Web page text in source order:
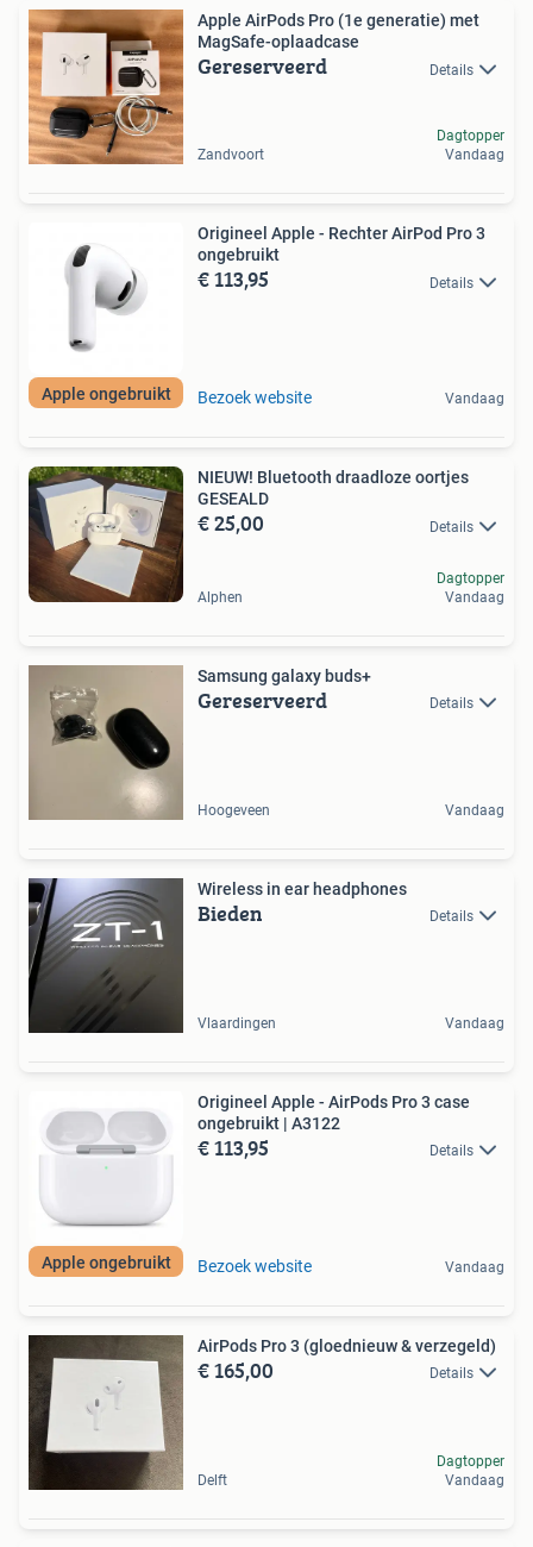
Apple AirPods Pro (1e generatie) met
MagSafe-oplaadcase
Gereserveerd Details
Zandvoort
Dagtopper
Vandaag
Apple ongebruikt
Origineel Apple - Rechter AirPod Pro 3
ongebruikt
€ 113,95 Details
Bezoek website Vandaag
NIEUW! Bluetooth draadloze oortjes
GESEALD
€ 25,00 Details
Alphen
Dagtopper
Vandaag
Samsung galaxy buds+
Gereserveerd Details
Hoogeveen Vandaag
Wireless in ear headphones
Bieden Details
Vlaardingen Vandaag
Apple ongebruikt
Origineel Apple - AirPods Pro 3 case
ongebruikt | A3122
€ 113,95 Details
Bezoek website Vandaag
AirPods Pro 3 (gloednieuw & verzegeld)
€ 165,00 Details
Delft
Dagtopper
Vandaag